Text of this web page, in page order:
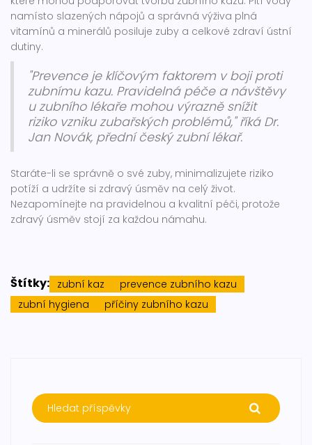
namísto slazených nápojů a správná výživa plná
vitamínů a minerálů posiluje zuby a celkové zdraví ústní
dutiny.
"Prevence je klíčovým faktorem v boji proti
zubnímu kazu. Pravidelná péče a návštěvy
u zubního lékaře mohou výrazně snížit
riziko vzniku zubařských problémů," říká Dr.
Jan Novák, přední český zubní lékař.
Staráte-li se správně o své zuby, minimalizujete riziko
potíží a udržíte si zdravý úsměv na celý život.
Nezapomínejte na pravidelnou a kvalitní péči, protože
zdravý úsměv stojí za každou námahu.
Štítky: zubní kaz
prevence zubního kazu
zubní hygiena
příčiny zubního kazu